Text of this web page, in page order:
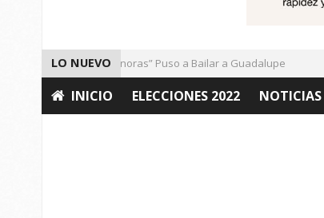
LO NUEVO
El Ritmo de las “Sonoras” Puso a Bailar a Guadalupe
INICIO ELECCIONES 2022 NOTICIAS